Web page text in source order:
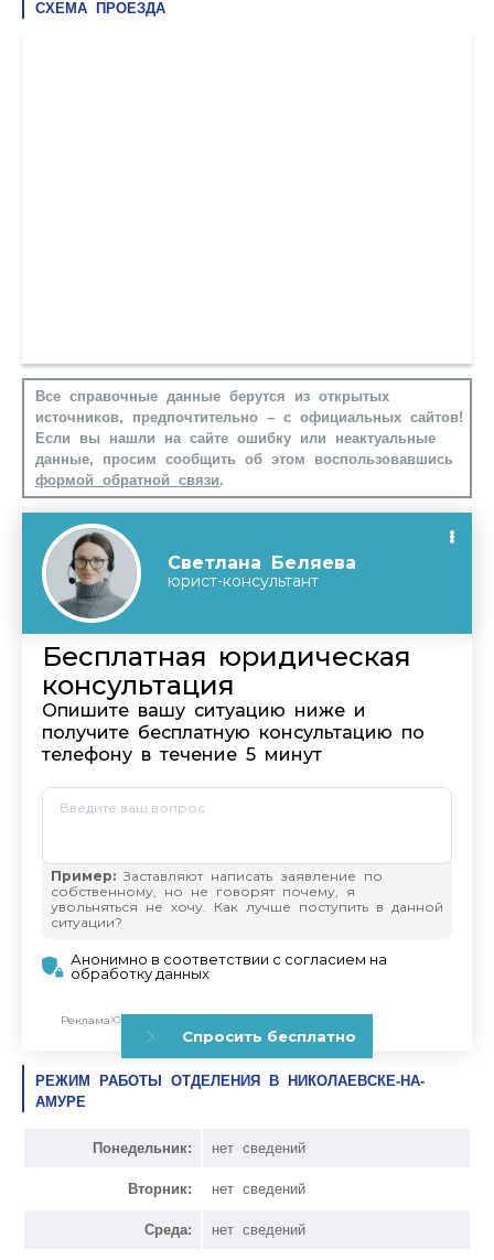
СХЕМА ПРОЕЗДА
Все справочные данные берутся из открытых
источников, предпочтительно – с официальных сайтов!
Если вы нашли на сайте ошибку или неактуальные
данные, просим сообщить об этом воспользовавшись
формой обратной связи.
РЕЖИМ РАБОТЫ ОТДЕЛЕНИЯ В НИКОЛАЕВСКЕ-НА-
АМУРЕ
Понедельник: нет сведений
Вторник: нет сведений
Среда: нет сведений